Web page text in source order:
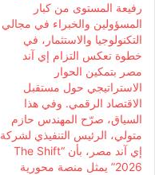
رفيعة المستوى من كبار
المسؤولين والخبراء في مجالي
التكنولوجيا والاستثمار، في
خطوة تعكس التزام إي آند
مصر بتمكين الحوار
الاستراتيجي حول مستقبل
الاقتصاد الرقمي. وفي هذا
السياق، صرّح المهندس حازم
متولي، الرئيس التنفيذي لشركة
إي آند مصر، بأن “The Shift
2026” يمثل منصة محورية